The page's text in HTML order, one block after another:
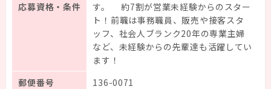
応募資格・条件
す。 約7割が営業未経験からのスター
ト！前職は事務職員、販売や接客スタ
ッフ、社会人ブランク20年の専業主婦
など、未経験からの先輩達も活躍してい
ます！
郵便番号
136-0071